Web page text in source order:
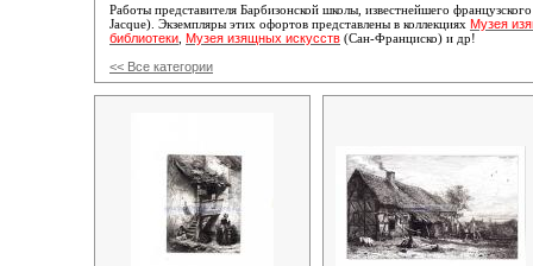
Работы представителя Барбизонской школы, известнейшего
Jacque) Экземпляры этих офортов представлены в коллекциях Музея
библиотеки Музея изящных искусств (Сан-Франциско) и др!
<< Все категории